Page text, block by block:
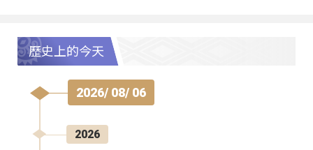
歷史上的今天
2026/ 08/ 06
2026